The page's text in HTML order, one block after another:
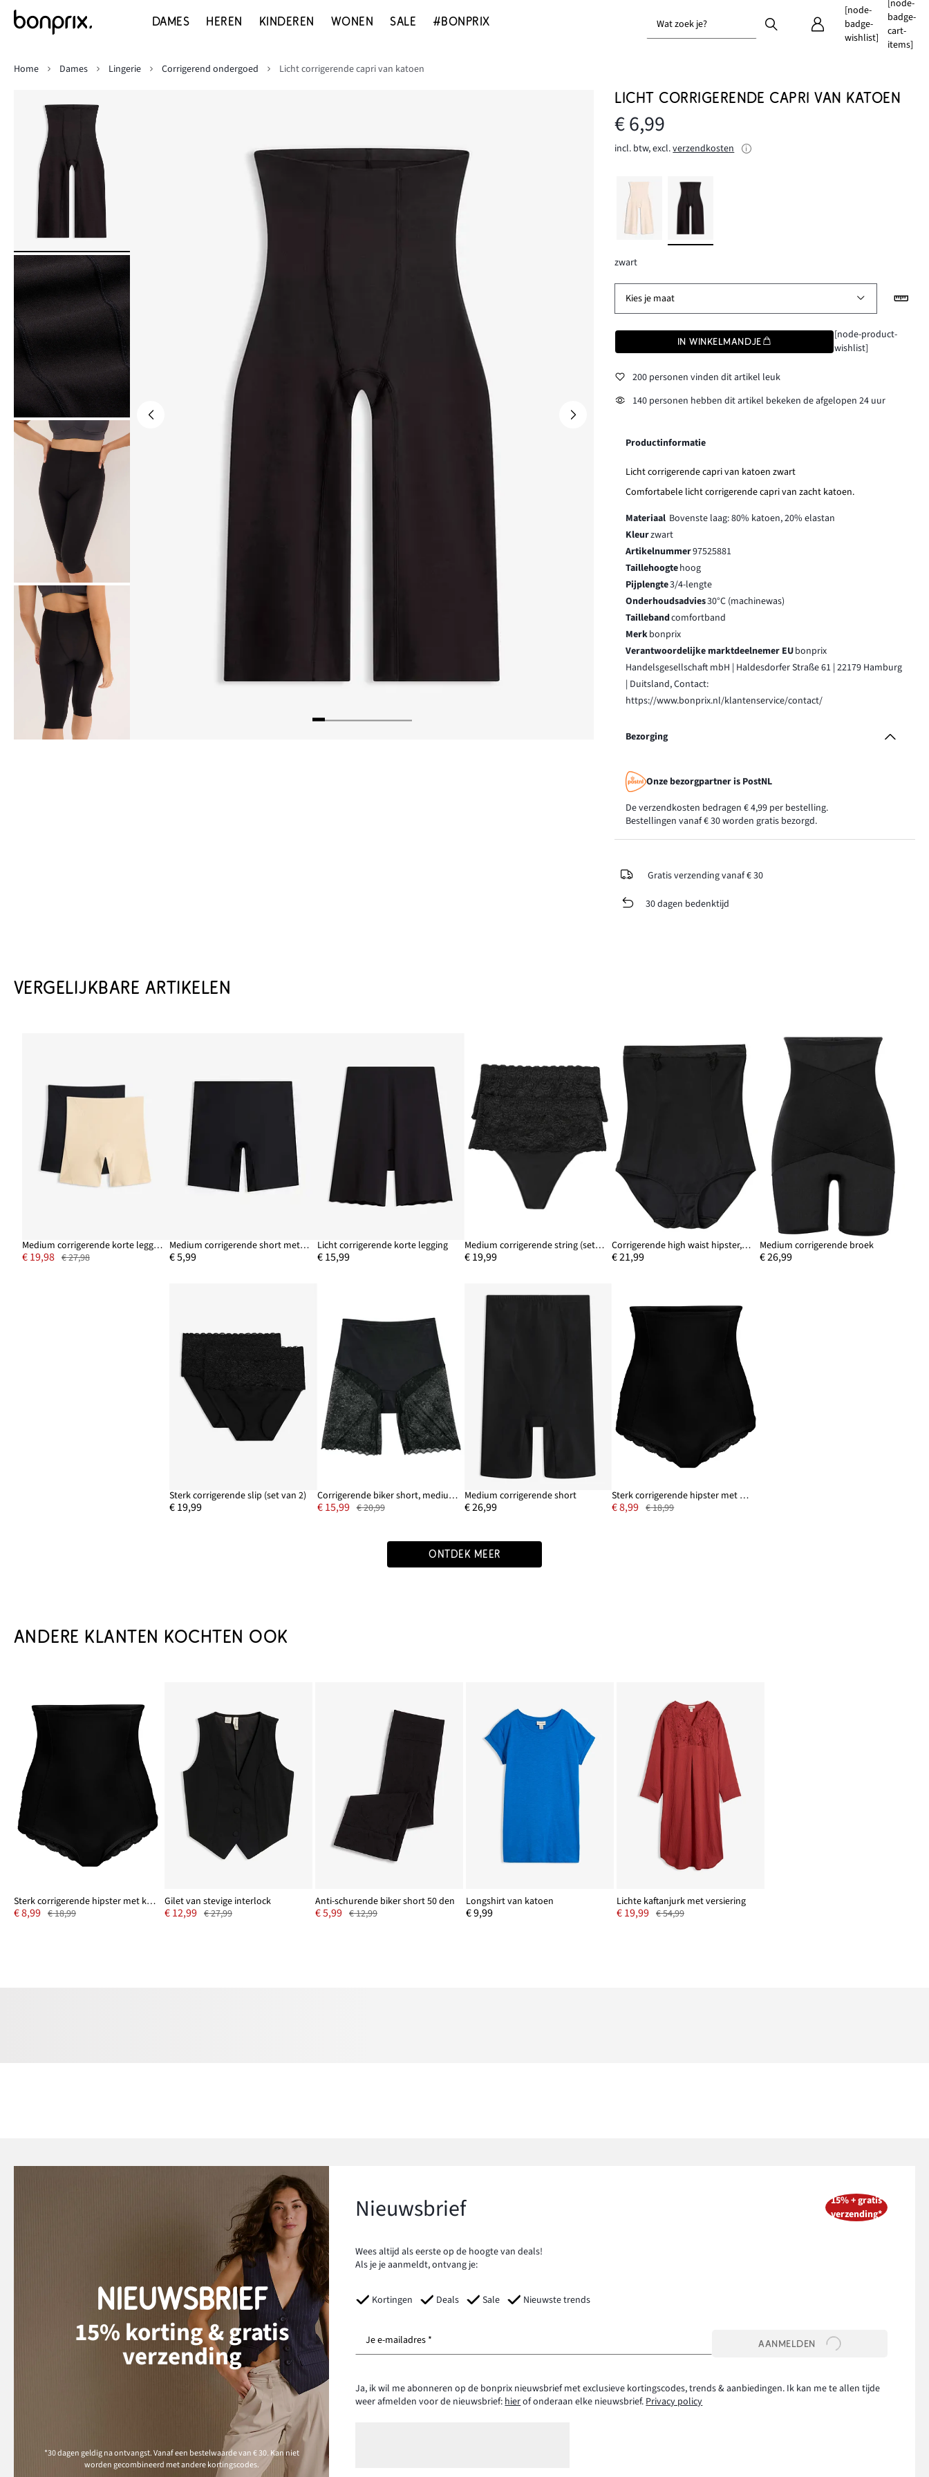
DAMES HEREN KINDEREN WONEN SALE #BONPRIX Wat zoek je?
[node-
badge-
wishlist]
[node-
badge-
cart-
items]
Home
Dames Lingerie Corrigerend ondergoed Licht corrigerende capri van katoen
LICHT CORRIGERENDE CAPRI VAN KATOEN
€ 6,99
incl. btw, excl.verzendkosten
zwart
Kies je maat
IN WINKELMANDJE
[node-product-
wishlist]
200 personen vinden dit artikel leuk
140 personen hebben dit artikel bekeken de afgelopen 24 uur
Productinformatie
Licht corrigerende capri van katoen zwart
Comfortabele licht corrigerende capri van zacht katoen.
Materiaal Bovenste laag: 80% katoen, 20% elastan
Kleurzwart
Artikelnummer97525881
Taillehoogtehoog
Pijplengte3/4-lengte
Onderhoudsadvies30°C (machinewas)
Taillebandcomfortband
Merkbonprix
Verantwoordelijke marktdeelnemer EUbonprix
Handelsgesellschaft mbH | Haldesdorfer Straße 61 | 22179 Hamburg
| Duitsland, Contact:
https://www.bonprix.nl/klantenservice/contact/
Bezorging
Onze bezorgpartner is PostNL
De verzendkosten bedragen € 4,99 per bestelling.
Bestellingen vanaf € 30 worden gratis bezorgd.
Gratis verzending vanaf € 30
30 dagen bedenktijd
VERGELIJKBARE ARTIKELEN
Medium corrigerende korte legging met transparant inzetstuk (set van 2)
€ 19,98 € 27,98
Medium corrigerende short met diep uitgesneden acahterkant
€ 5,99
Licht corrigerende korte legging
€ 15,99
Medium corrigerende string (set van 2)
€ 19,99
Corrigerende high waist hipster, sterk corrigerend
€ 21,99
Medium corrigerende broek
€ 26,99
Sterk corrigerende slip (set van 2)
€ 19,99
Corrigerende biker short, medium corrigerend
€ 15,99 € 20,99
Medium corrigerende short
€ 26,99
Sterk corrigerende hipster met kanten inzetstuk
€ 8,99 € 18,99
ONTDEK MEER
ANDERE KLANTEN KOCHTEN OOK
Sterk corrigerende hipster met kanten inzetstuk
€ 8,99 € 18,99
Gilet van stevige interlock
€ 12,99 € 27,99
Anti-schurende biker short 50 den
€ 5,99 € 12,99
Longshirt van katoen
€ 9,99
Lichte kaftanjurk met versiering
€ 19,99 € 54,99
NIEUWSBRIEF
15% korting & gratis
verzending
*30 dagen geldig na ontvangst. Vanaf een bestelwaarde van € 30. Kan niet
worden gecombineerd met andere kortingscodes.
Nieuwsbrief
Wees altijd als eerste op de hoogte van deals!
Als je je aanmeldt, ontvang je:
Kortingen Deals Sale Nieuwste trends
15% + gratis
verzending*
Je e-mailadres * AANMELDEN
Ja, ik wil me abonneren op de bonprix nieuwsbrief met exclusieve kortingscodes, trends & aanbiedingen. Ik kan me te allen tijde
weer afmelden voor de nieuwsbrief:hierof onderaan elke nieuwsbrief.Privacy policy